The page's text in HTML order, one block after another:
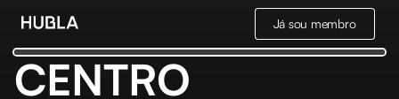
Já sou membro
CENTRO